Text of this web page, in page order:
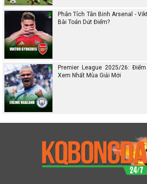
Phân Tích Tân Binh Arsenal -
Bài Toán Dứt Điểm?
Premier League 2025/26:
Xem Nhất Mùa Giải Mới